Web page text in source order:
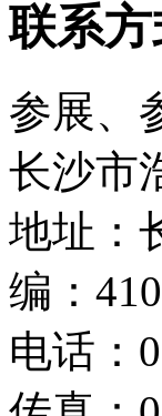
联系
参展、
长沙市
地址：
编：
电话：